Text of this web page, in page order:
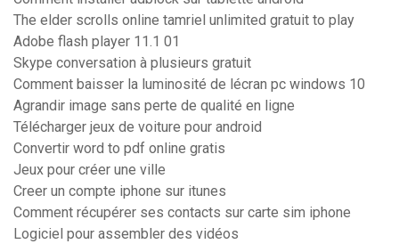
The elder scrolls online tamriel unlimited gratuit to play
Adobe flash player 11.1 01
Skype conversation à plusieurs gratuit
Comment baisser la luminosité de lécran pc windows 10
Agrandir image sans perte de qualité en ligne
Télécharger jeux de voiture pour android
Convertir word to pdf online gratis
Jeux pour créer une ville
Creer un compte iphone sur itunes
Comment récupérer ses contacts sur carte sim iphone
Logiciel pour assembler des vidéos